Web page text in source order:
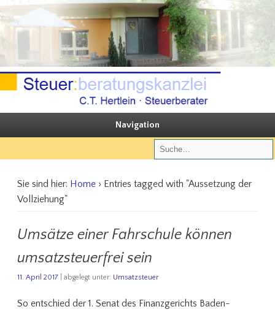
Steuerberatungskanzlei C.T. Hertlein
Sie steuern, wir beraten
Navigation
Sie sind hier: Home› Entries tagged with "Aussetzung der
Vollziehung"
Umsätze einer Fahrschule können
umsatzsteuerfrei sein
11. April 2017| abgelegt unter: Umsatzsteuer
So entschied der 1. Senat des Finanzgerichts Baden-